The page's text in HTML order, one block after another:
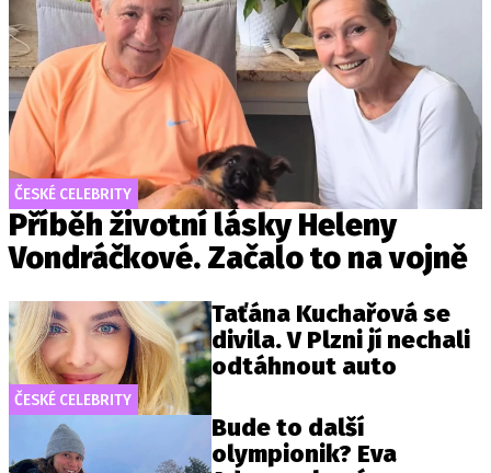
ČESKÉ CELEBRITY
Příběh životní lásky Heleny
Vondráčkové. Začalo to na vojně
ČESKÉ CELEBRITY
Taťána Kuchařová se
divila. V Plzni jí nechali
odtáhnout auto
Bude to další
olympionik? Eva